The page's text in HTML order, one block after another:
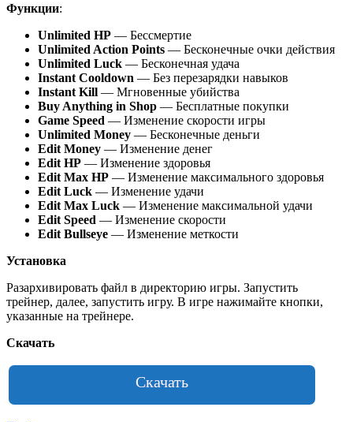
Функции:
Unlimited HP — Бессмертие
Unlimited Action Points — Бесконечные очки действия
Unlimited Luck — Бесконечная удача
Instant Cooldown — Без перезарядки навыков
Instant Kill — Мгновенные убийства
Buy Anything in Shop — Бесплатные покупки
Game Speed — Изменение скорости игры
Unlimited Money — Бесконечные деньги
Edit Money — Изменение денег
Edit HP — Изменение здоровья
Edit Max HP — Изменение максимального здоровья
Edit Luck — Изменение удачи
Edit Max Luck — Изменение максимальной удачи
Edit Speed — Изменение скорости
Edit Bullseye — Изменение меткости
Установка
Разархивировать файл в директорию игры. Запустить
трейнер, далее, запустить игру. В игре нажимайте кнопки,
указанные на трейнере.
Скачать
Скачать